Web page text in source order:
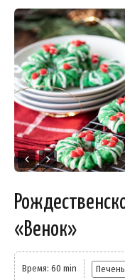
«Венок»
Время: 60 min